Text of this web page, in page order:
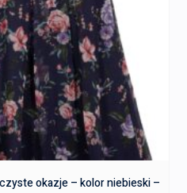
okazje – kolor niebieski –